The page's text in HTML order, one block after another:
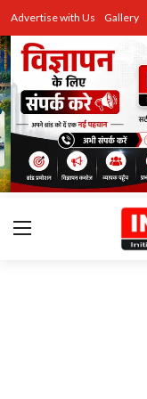
Advertise with Us Gallery
उत्तर प्रदेश
Advertise with Us
Events
राज्य